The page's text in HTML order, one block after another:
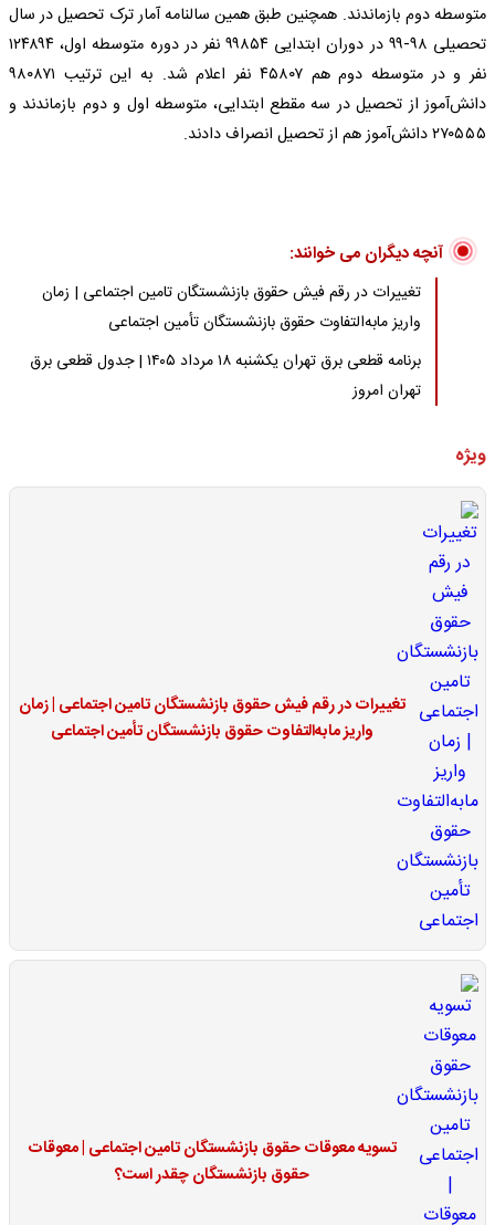
متوسطه دوم بازماندند. همچنین طبق همین سالنامه آمار ترک تحصیل در سال
تحصیلی ۹۸-۹۹ در دوران ابتدایی ۹۹۸۵۴ نفر در دوره متوسطه اول، ۱۲۴۸۹۴
نفر و در متوسطه دوم هم ۴۵۸۰۷ نفر اعلام شد. به این ترتیب ۹۸۰۸۷۱
دانش‌آموز از تحصیل در سه مقطع ابتدایی، متوسطه اول و دوم بازماندند و
۲۷۰۵۵۵ دانش‌آموز هم از تحصیل انصراف دادند.
آنچه دیگران می خوانند:
تغییرات در رقم فیش حقوق بازنشستگان تامین اجتماعی | زمان
واریز مابه‌التفاوت حقوق بازنشستگان تأمین اجتماعی
برنامه قطعی برق تهران یکشنبه ۱۸ مرداد ۱۴۰۵ | جدول قطعی برق
تهران امروز
ویژه
تغییرات در رقم فیش حقوق بازنشستگان تامین اجتماعی | زمان
واریز مابه‌التفاوت حقوق بازنشستگان تأمین اجتماعی
تسویه معوقات حقوق بازنشستگان تامین اجتماعی | معوقات
حقوق بازنشستگان چقدر است؟